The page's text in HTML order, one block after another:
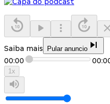
Saiba mais Pular anuncio
00:00
1x